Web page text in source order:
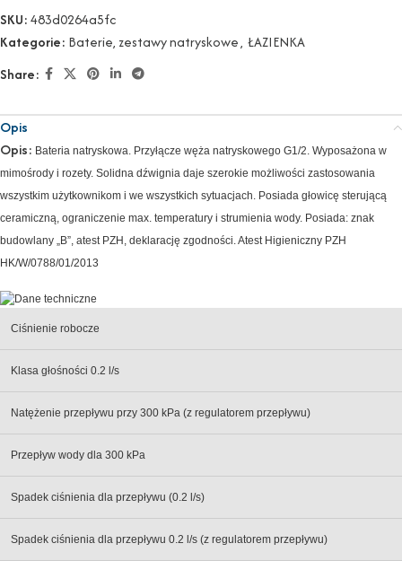
SKU:483d0264a5fc
Kategorie: Baterie, zestawy natryskowe, ŁAZIENKA
Share:
Opis
Opis: Bateria natryskowa. Przyłącze węża natryskowego G1/2. Wyposażona w
mimośrody i rozety. Solidna dźwignia daje szerokie możliwości zastosowania
wszystkim użytkownikom i we wszystkich sytuacjach. Posiada głowicę sterującą
ceramiczną, ograniczenie max. temperatury i strumienia wody. Posiada: znak
budowlany „B”, atest PZH, deklarację zgodności. Atest Higieniczny PZH
HK/W/0788/01/2013
Ciśnienie robocze
Klasa głośności 0.2 l/s
Natężenie przepływu przy 300 kPa (z regulatorem przepływu)
Przepływ wody dla 300 kPa
Spadek ciśnienia dla przepływu (0.2 l/s)
Spadek ciśnienia dla przepływu 0.2 l/s (z regulatorem przepływu)